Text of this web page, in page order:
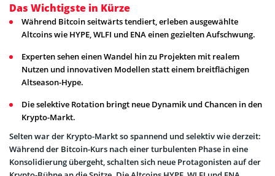
Das Wichtigste in Kürze
Während Bitcoin seitwärts tendiert, erleben ausgewählte
Altcoins wie HYPE, WLFI und ENA einen gezielten Aufschwung.
Experten sehen einen Wandel hin zu Projekten mit realem
Nutzen und innovativen Modellen statt einem breitflächigen
Altseason-Hype.
Die selektive Rotation bringt neue Dynamik und Chancen in den
Krypto-Markt.
Selten war der Krypto-Markt so spannend und selektiv wie derzeit:
Während der Bitcoin-Kurs nach einer turbulenten Phase in eine
Konsolidierung übergeht, schalten sich neue Protagonisten auf der